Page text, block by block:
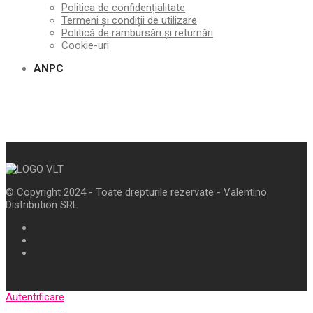
Politica de confidențialitate
Termeni și condiții de utilizare
Politică de rambursări și returnări
Cookie-uri
ANPC
© Copyright 2024 - Toate drepturile rezervate - Valentino
Distribution SRL
Autentificare